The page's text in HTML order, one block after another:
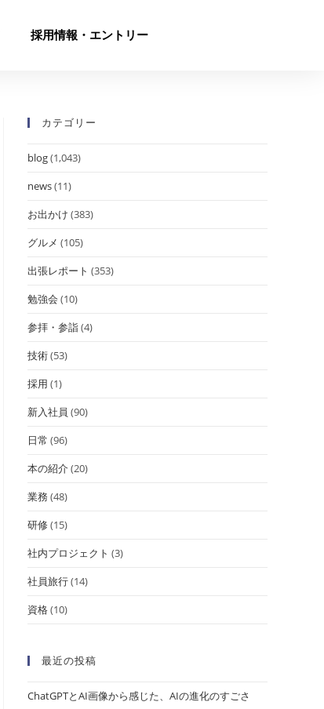
採用情報・エントリー
カテゴリー
blog(1,043)
news(11)
お出かけ (383)
グルメ (105)
出張レポート (353)
勉強会 (10)
参拝・参詣(4)
技術(53)
採用 (1)
新入社員 (90)
日常 (96)
本の紹介(20)
業務(48)
研修(15)
社内プロジェクト (3)
社員旅行(14)
資格(10)
最近の投稿
ChatGPTとAI画像から感じた、AIの進化のすごさ